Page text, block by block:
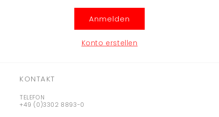
Anmelden
Konto erstellen
KONTAKT
TELEFON
+49 (0)3302 8893-0